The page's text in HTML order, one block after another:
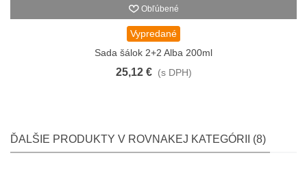
Obľúbené
Vypredané
Sada šálok 2+2 Alba 200ml
25,12 € (s DPH)
ĎALŠIE PRODUKTY V ROVNAKEJ KATEGÓRII (8)